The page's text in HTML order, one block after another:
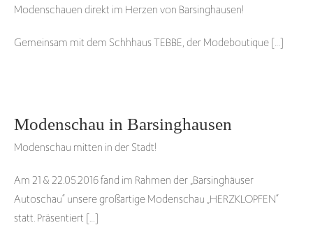
Modenschauen direkt im Herzen von Barsinghausen!
Gemeinsam mit dem Schhhaus TEBBE, der Modeboutique […]
Modenschau in Barsinghausen
Modenschau mitten in der Stadt!
Am 21 & 22.05.2016 fand im Rahmen der „Barsinghäuser
Autoschau“ unsere großartige Modenschau „HERZKLOPFEN“
statt. Präsentiert […]